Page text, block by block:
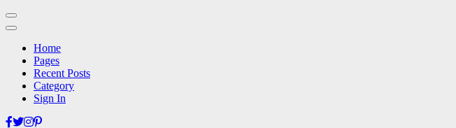
Home
Pages
Recent Posts
Category
Sign In
Skip